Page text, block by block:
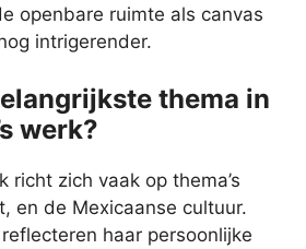
openbare ruimte als canvas
intrigerender.
thema in
werk?
richt zich vaak op thema’s
en de Mexicaanse cultuur.
haar persoonlijke